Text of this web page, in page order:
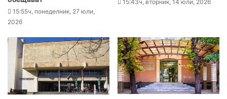
15:55ч, понеделник, 27 юли,
2026
15:43ч, вторник, 14 юли, 2026